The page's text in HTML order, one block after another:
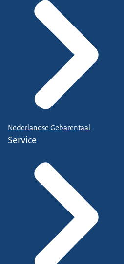
Nederlandse Gebarentaal
Service